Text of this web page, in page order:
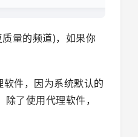
量的频道)，如果你
件，因为系统默认的
了使用代理软件，